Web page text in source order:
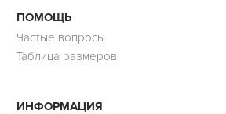
ПОМОЩЬ
Частые вопросы
Таблица размеров
ИНФОРМАЦИЯ